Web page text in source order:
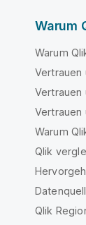
Warum
Warum
Vertrauen
Vertrauen
Vertrauen
Warum
Qlik
Qlik